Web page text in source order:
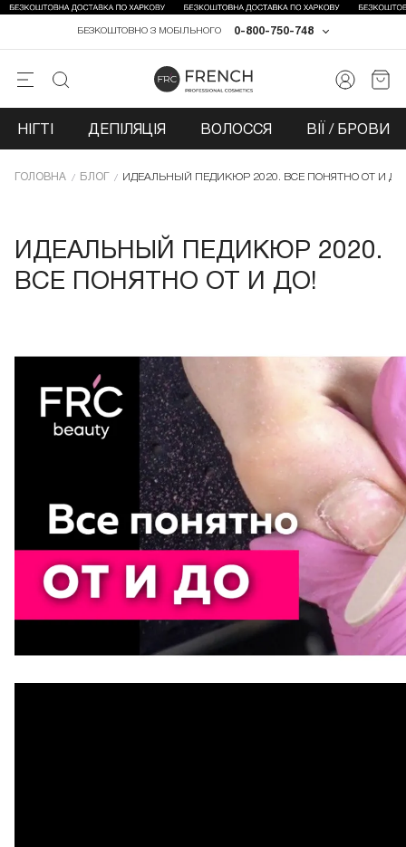
0-800-750-748
БЕЗКОШТОВНО З МОБІЛЬНОГО
НІГТІ ДЕПІЛЯЦІЯ ВОЛОССЯ ВІЇ / БРОВИ
ГОЛОВНА БЛОГ ИДЕАЛЬНЫЙ ПЕДИКЮР 2020. ВСЕ ПОНЯТНО ОТ И ДО!
ИДЕАЛЬНЫЙ ПЕДИКЮР 2020.
ВСЕ ПОНЯТНО ОТ И ДО!